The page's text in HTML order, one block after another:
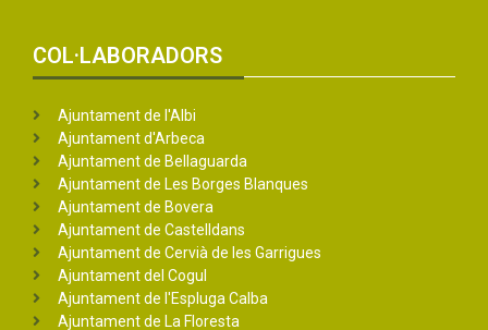
COL·LABORADORS
Ajuntament de l'Albi
Ajuntament d'Arbeca
Ajuntament de Bellaguarda
Ajuntament de Les Borges Blanques
Ajuntament de Bovera
Ajuntament de Castelldans
Ajuntament de Cervià de les Garrigues
Ajuntament del Cogul
Ajuntament de l'Espluga Calba
Ajuntament de La Floresta